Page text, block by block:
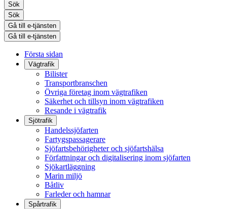
Sök
Sök
Gå till e-tjänsten
Gå till e-tjänsten
Första sidan
Vägtrafik
Bilister
Transportbranschen
Övriga företag inom vägtrafiken
Säkerhet och tillsyn inom vägtrafiken
Resande i vägtrafik
Sjötrafik
Handelssjöfarten
Fartygspassagerare
Sjöfartsbehörigheter och sjöfartshälsa
Författningar och digitalisering inom sjöfarten
Sjökartläggning
Marin miljö
Båtliv
Farleder och hamnar
Spårtrafik